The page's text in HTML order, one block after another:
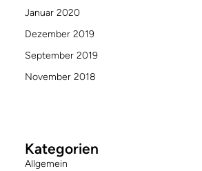
Januar 2020
Dezember 2019
September 2019
November 2018
Kategorien
Allgemein